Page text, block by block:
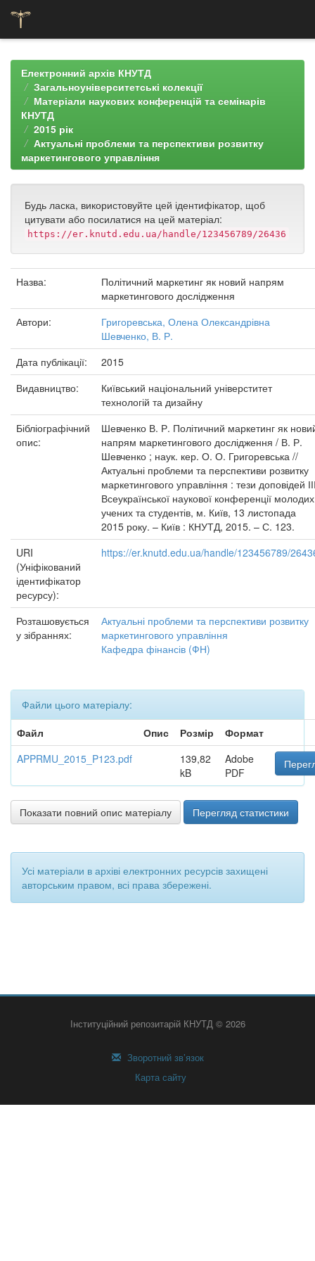
navigationЕлектронний архів КНУТД
Загальноуніверситетські колекції
Матеріали наукових конференцій та семінарів
КНУТД
2015 рік
Актуальні проблеми та перспективи розвитку
маркетингового управління
Будь ласка, використовуйте цей ідентифікатор, щоб
цитувати або посилатися на цей матеріал:
https://er.knutd.edu.ua/handle/123456789/26436
Назва:
Політичний маркетинг як новий напрям
маркетингового дослідження
Автори:
Григоревська, Олена Олександрівна
Шевченко, В. Р.
Дата публікації:
2015
Видавництво:
Київський національний універститет
технологій та дизайну
Бібліографічний
опис:
Шевченко В. Р. Політичний маркетинг як
напрям маркетингового дослідження / В. Р.
Шевченко ; наук. кер. О. О. Григоревська //
Актуальні проблеми та перспективи розвитку
маркетингового управління : тези доповідей
Всеукраїнської наукової конференції молодих
учених та студентів, м. Київ, 13 листопада
2015 року. – Київ : КНУТД, 2015. – С. 123.
URI
(Уніфікований
ідентифікатор
ресурсу):
https://er.knutd.edu.ua/handle/123456789/
Розташовується
у зібраннях:
Актуальні проблеми та перспективи розвитку
маркетингового управління
Кафедра фінансів (ФН)
Файли цього матеріалу:
Файл
Опис Розмір
Формат
APPRMU_2015_P123.pdf
139,82
kB
Adobe
PDF
Показати повний опис матеріалу Перегляд статистики
Усі матеріали в архіві електронних ресурсів захищені
авторським правом, всі права збережені.
Інституційний репозитарій КНУТД © 2026
Зворотний зв’язок
Карта сайту